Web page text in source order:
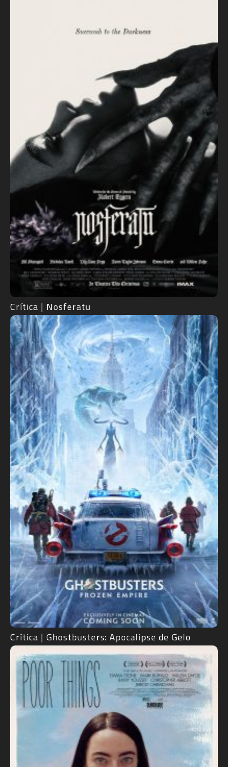
Crítica | Nosferatu
Crítica | Ghostbusters: Apocalipse de Gelo